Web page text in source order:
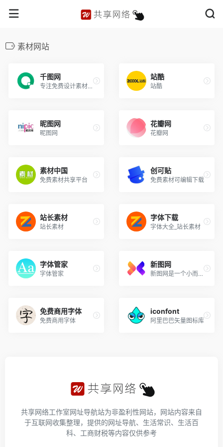
素材网站
千图网
专注免费设计素材下载的网站
站酷
站酷
昵图网
昵图网
花瓣网
花瓣网
素材中国
免费素材共享平台
创可贴
免费素材可编辑下载
站长素材
站长素材
字体下载
字体大全_站长素材
字体管家
字体管家
新图网
新图网是一个小而美的素材网站
免费商用字体
免费商用字体
iconfont
阿里巴巴矢量图标库
共享网络工作室网址导航站为非盈利性网站，网站内容来自
于互联网收集整理，提供的网址导航、生活常识、生活百
科、工商财税等内容仅供参考